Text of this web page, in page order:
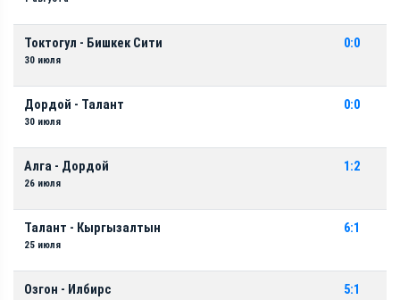
Токтогул - Бишкек Сити
30 июля
0:0
Дордой - Талант
30 июля
0:0
Алга - Дордой
26 июля
1:2
Талант - Кыргызалтын
25 июля
6:1
Озгон - Илбирс 5:1